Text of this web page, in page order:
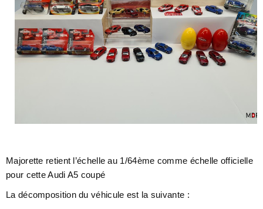
Majorette retient l’échelle au 1/64ème comme échelle officielle
pour cette Audi A5 coupé
La décomposition du véhicule est la suivante :